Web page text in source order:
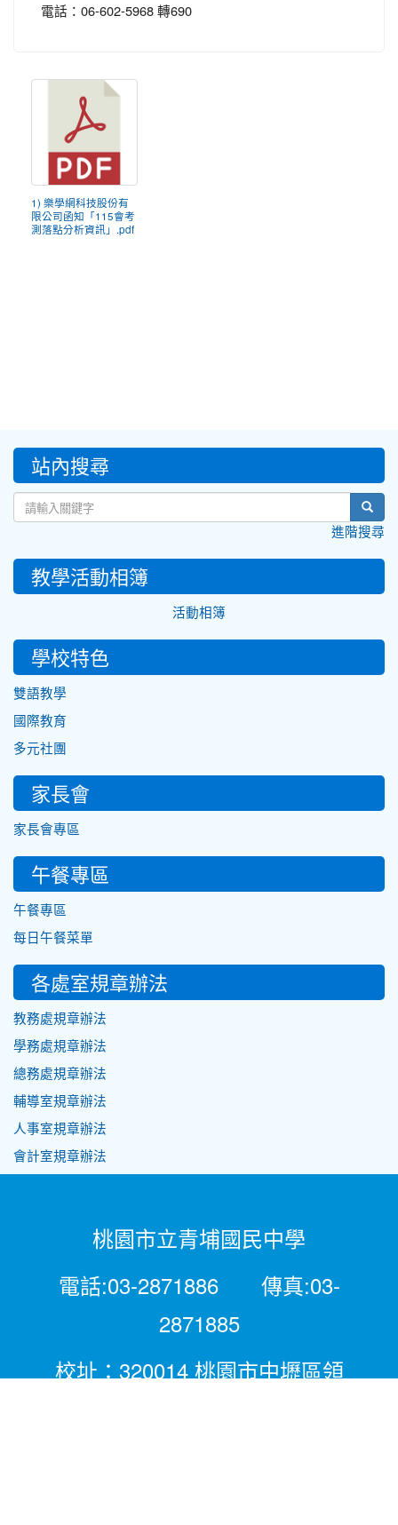
電話：06-602-5968 轉690
1) 樂學網科技股份有
限公司函知「115會考
測落點分析資訊」.pdf
::: 站內搜尋
進階搜尋
教學活動相簿
活動相簿
學校特色
雙語教學
國際教育
多元社團
家長會
家長會專區
午餐專區
午餐專區
每日午餐菜單
各處室規章辦法
教務處規章辦法
學務處規章辦法
總務處規章辦法
輔導室規章辦法
人事室規章辦法
會計室規章辦法
桃園市立青埔國民中學
電話:03-2871886 傳真:03-
2871885
校址：320014 桃園市中壢區領